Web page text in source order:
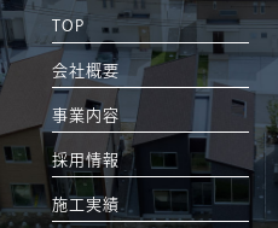
TOP
会社概要
事業内容
採用情報
施工実績